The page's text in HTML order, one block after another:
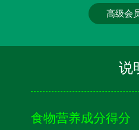
高级会
说
食物营养成分得分